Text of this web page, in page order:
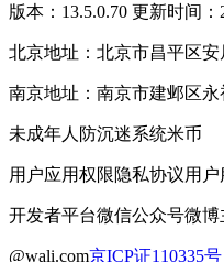
版本：13.5.0.70 更新时间：
北京地址：北京市昌平区
南京地址：南京市建邺区
未成年人防沉迷系统米币
用户应用权限隐私协议用
开发者平台微信公众号微博
@wali.com京ICP证110335号